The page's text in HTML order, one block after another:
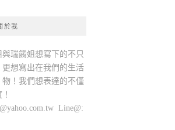
於我
瑞餚姐想寫下的不只
想寫出在我們的生活
！我們想表達的不僅
更是態度！
Line@: